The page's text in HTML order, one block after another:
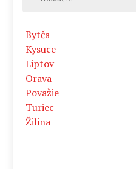
Bytča
Kysuce
Liptov
Orava
Považie
Turiec
Žilina